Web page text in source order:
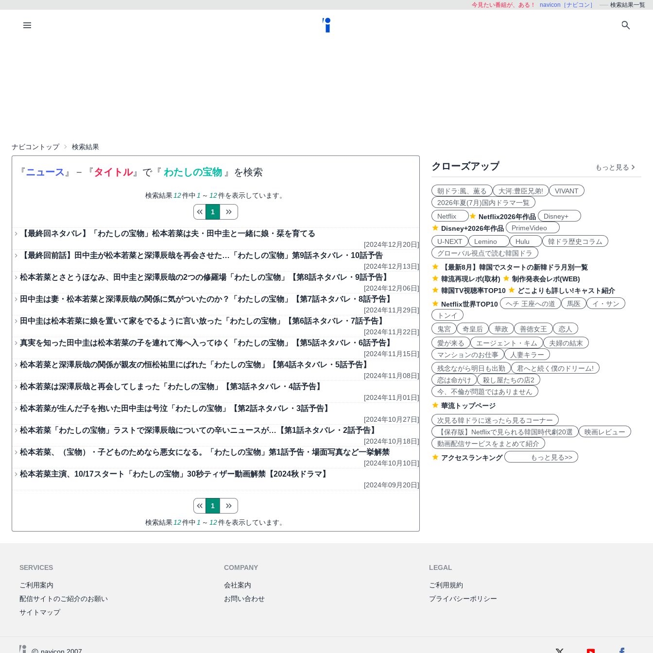
今見たい番組が、ある！ navicon［ナビコン］ 検索結果一覧
ナビコントップ 検索結果
『ニュース 』 − 『タイトル』で『 わたしの宝物 』を検索
検索結果 12件中 1 ～ 12件を表示しています。
1
【最終回ネタバレ】「わたしの宝物」松本若菜は夫・田中圭と一緒に娘・栞を育てる
[2024年12月20日]
【最終回前話】田中圭が松本若菜と深澤辰哉を再会させた…「わたしの宝物」第9話ネタバレ・10話予告
[2024年12月13日]
松本若菜とさとうほなみ、田中圭と深澤辰哉の2つの修羅場「わたしの宝物」【第8話ネタバレ・9話予告】
[2024年12月06日]
田中圭は妻・松本若菜と深澤辰哉の関係に気がついたのか？「わたしの宝物」【第7話ネタバレ・8話予告】
[2024年11月29日]
田中圭は松本若菜に娘を置いて家をでるように言い放った「わたしの宝物」【第6話ネタバレ・7話予告】
[2024年11月22日]
真実を知った田中圭は松本若菜の子を連れて海へ入ってゆく「わたしの宝物」【第5話ネタバレ・6話予告】
[2024年11月15日]
松本若菜と深澤辰哉の関係が親友の恒松祐里にばれた「わたしの宝物」【第4話ネタバレ・5話予告】
[2024年11月08日]
松本若菜は深澤辰哉と再会してしまった「わたしの宝物」【第3話ネタバレ・4話予告】
[2024年11月01日]
松本若菜が生んだ子を抱いた田中圭は号泣「わたしの宝物」【第2話ネタバレ・3話予告】
[2024年10月27日]
松本若菜「わたしの宝物」ラストで深澤辰哉についての辛いニュースが…【第1話ネタバレ・2話予告】
[2024年10月18日]
松本若菜、（宝物）・子どものためなら悪女になる。「わたしの宝物」第1話予告・場面写真など一挙解禁
[2024年10月10日]
松本若菜主演、10/17スタート「わたしの宝物」30秒ティザー動画解禁【2024秋ドラマ】
[2024年09月20日]
検索結果 12件中 1 ～ 12件を表示しています。
1
クローズアップ もっと見る
朝ドラ:風、薫る 大河:豊臣兄弟!
VIVANT
2026年夏(7月)国内ドラマ一覧
Netflix
Netflix2026年作品
Disney+
Disney+2026年作品
PrimeVideo
U-NEXT
Lemino Hulu
韓ドラ歴史コラム
グローバル視点で読む韓国ドラ
【最新8月】韓国でスタートの新韓ドラ月別一覧
韓流再現レポ(取材)
制作発表会レポ(WEB)
韓国TV視聴率TOP10
どこよりも詳しい!キャスト紹介
Netflix世界TOP10
ヘチ 王座への道 馬医
イ・サン
トンイ
鬼宮
奇皇后 華政 善徳女王
恋人
愛が来る
エージェント・キム
夫婦の結末
マンションのお仕事
人妻キラー
残念ながら明日も出勤
君へと続く僕のドリーム!
恋は命がけ
殺し屋たちの店2
今、不倫が問題ではありません
華流トップページ
次見る韓ドラに迷ったら見るコーナー
【保存版】Netflixで見られる韓国時代劇20選
映画レビュー
動画配信サービスをまとめて紹介
アクセスランキング
もっと見る>>
SERVICES
ご利用案内
配信サイトのご紹介のお願い
サイトマップ
COMPANY
会社案内
お問い合わせ
LEGAL
ご利用規約
プライバシーポリシー